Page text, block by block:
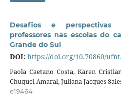
Desafios e
professores nas escolas do
Grande do Sul
DOI: https://doi.org/10.70860/
Paola Caetano Costa, Karen
Chuquel Amaral, Juliana Jacques
e19464